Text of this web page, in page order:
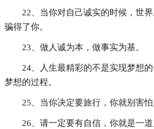
22、当你对自己诚实的时候，世
骗得了你。
23、做人诚为本，做事实为基。
24、人生最精彩的不是实现梦想
梦想的过程。
25、当你决定要旅行，你就别害怕
26、请一定要有自信，你就是一